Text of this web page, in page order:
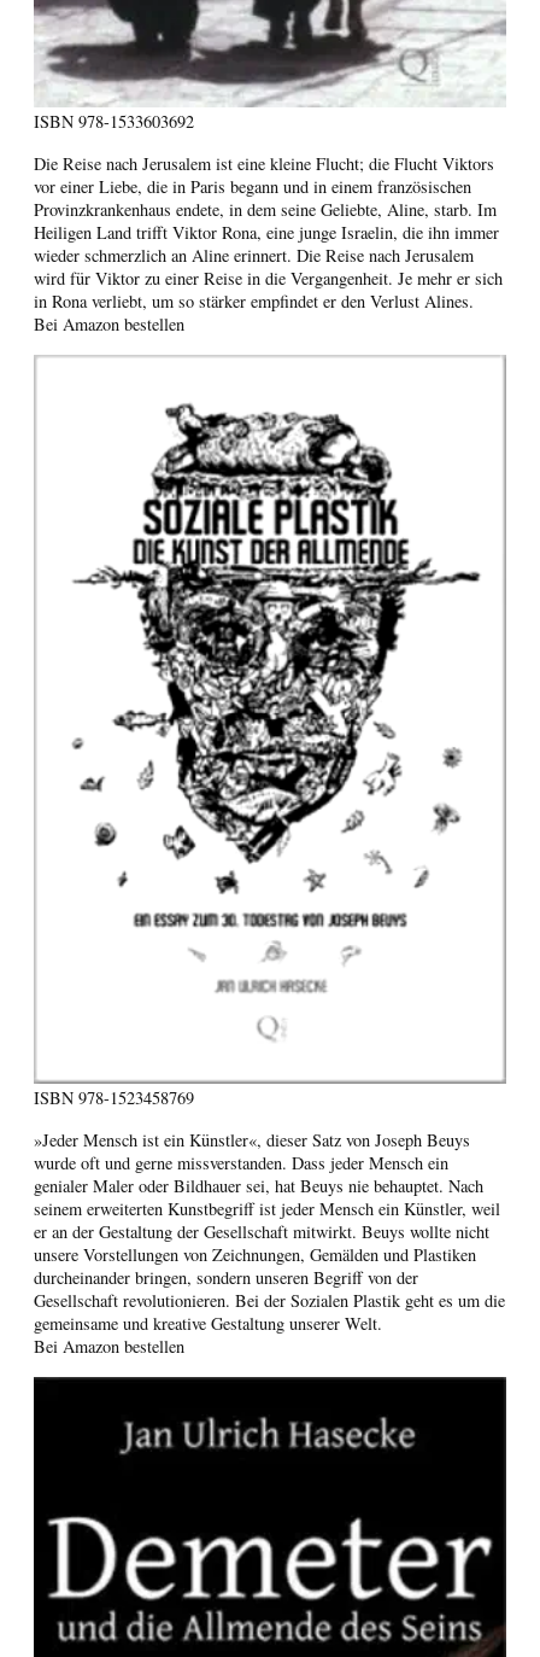
ISBN 978-1533603692
Die Reise nach Jerusalem ist eine kleine Flucht; die Flucht Viktors
vor einer Liebe, die in Paris begann und in einem französischen
Provinzkrankenhaus endete, in dem seine Geliebte, Aline, starb. Im
Heiligen Land trifft Viktor Rona, eine junge Israelin, die ihn immer
wieder schmerzlich an Aline erinnert. Die Reise nach Jerusalem
wird für Viktor zu einer Reise in die Vergangenheit. Je mehr er sich
in Rona verliebt, um so stärker empfindet er den Verlust Alines.
Bei Amazon bestellen
ISBN 978-1523458769
»Jeder Mensch ist ein Künstler«, dieser Satz von Joseph Beuys
wurde oft und gerne missverstanden. Dass jeder Mensch ein
genialer Maler oder Bildhauer sei, hat Beuys nie behauptet. Nach
seinem erweiterten Kunstbegriff ist jeder Mensch ein Künstler, weil
er an der Gestaltung der Gesellschaft mitwirkt. Beuys wollte nicht
unsere Vorstellungen von Zeichnungen, Gemälden und Plastiken
durcheinander bringen, sondern unseren Begriff von der
Gesellschaft revolutionieren. Bei der Sozialen Plastik geht es um die
gemeinsame und kreative Gestaltung unserer Welt.
Bei Amazon bestellen